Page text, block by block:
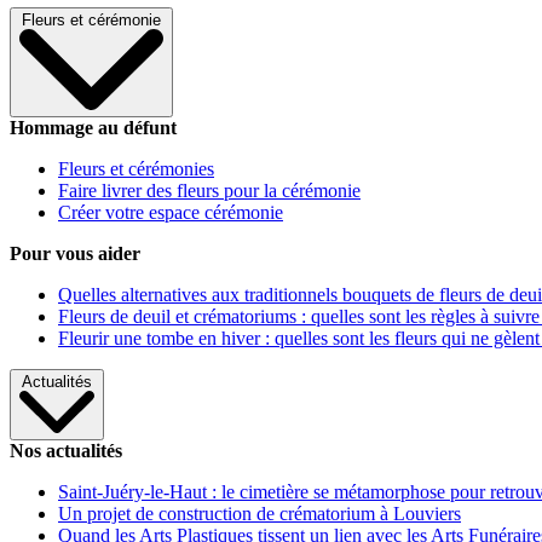
Fleurs et cérémonie
Hommage au défunt
Fleurs et cérémonies
Faire livrer des fleurs pour la cérémonie
Créer votre espace cérémonie
Pour vous aider
Quelles alternatives aux traditionnels bouquets de fleurs de
Fleurs de deuil et crématoriums : quelles sont les règles à
Fleurir une tombe en hiver : quelles sont les fleurs qui ne gèlent
Actualités
Nos actualités
Saint-Juéry-le-Haut : le cimetière se métamorphose pour
Un projet de construction de crématorium à Louviers
Quand les Arts Plastiques tissent un lien avec les Arts